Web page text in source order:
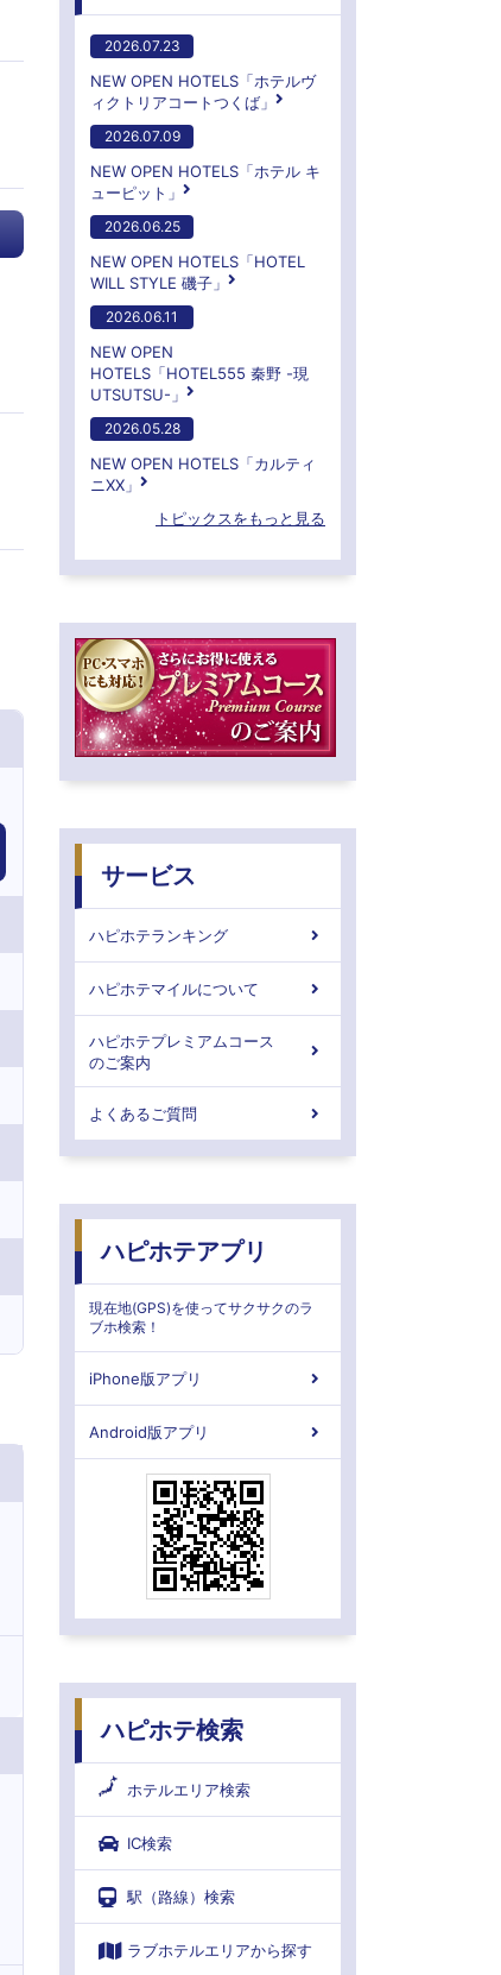
2026.07.23
NEW OPEN HOTELS「ホテルヴ
ィクトリアコートつくば」
2026.07.09
NEW OPEN HOTELS「ホテル キ
ューピット」
2026.06.25
NEW OPEN HOTELS「HOTEL
WILL STYLE 磯子」
2026.06.11
NEW OPEN
HOTELS「HOTEL555 秦野 -現
UTSUTSU-」
2026.05.28
NEW OPEN HOTELS「カルティ
ニXX」
トピックスをもっと見る
サービス
ハピホテランキング
ハピホテマイルについて
ハピホテプレミアムコース
のご案内
よくあるご質問
ハピホテアプリ
現在地(GPS)を使ってサクサクのラ
ブホ検索！
iPhone版アプリ
Android版アプリ
ハピホテ検索
ホテルエリア検索
IC検索
駅（路線）検索
ラブホテルエリアから探す